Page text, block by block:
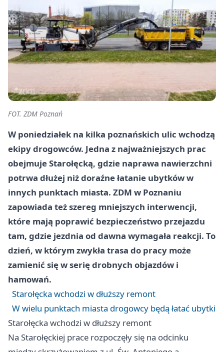
FOT. ZDM Poznań
W poniedziałek na kilka poznańskich ulic wchodzą
ekipy drogowców. Jedna z najważniejszych prac
obejmuje Starołęcką, gdzie naprawa nawierzchni
potrwa dłużej niż doraźne łatanie ubytków w
innych punktach miasta. ZDM w Poznaniu
zapowiada też szereg mniejszych interwencji,
które mają poprawić bezpieczeństwo przejazdu
tam, gdzie jezdnia od dawna wymagała reakcji. To
dzień, w którym zwykła trasa do pracy może
zamienić się w serię drobnych objazdów i
hamowań.
Starołęcka wchodzi w dłuższy remont
W wielu punktach miasta drogowcy będą łatać ubytki
Starołęcka wchodzi w dłuższy remont
Na Starołęckiej prace rozpoczęły się na odcinku